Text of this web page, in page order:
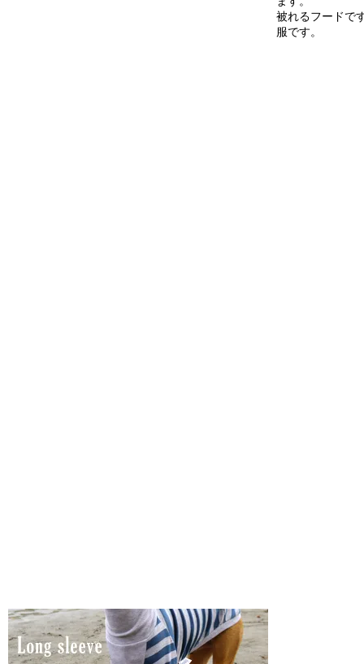
被れるフードで
服です。